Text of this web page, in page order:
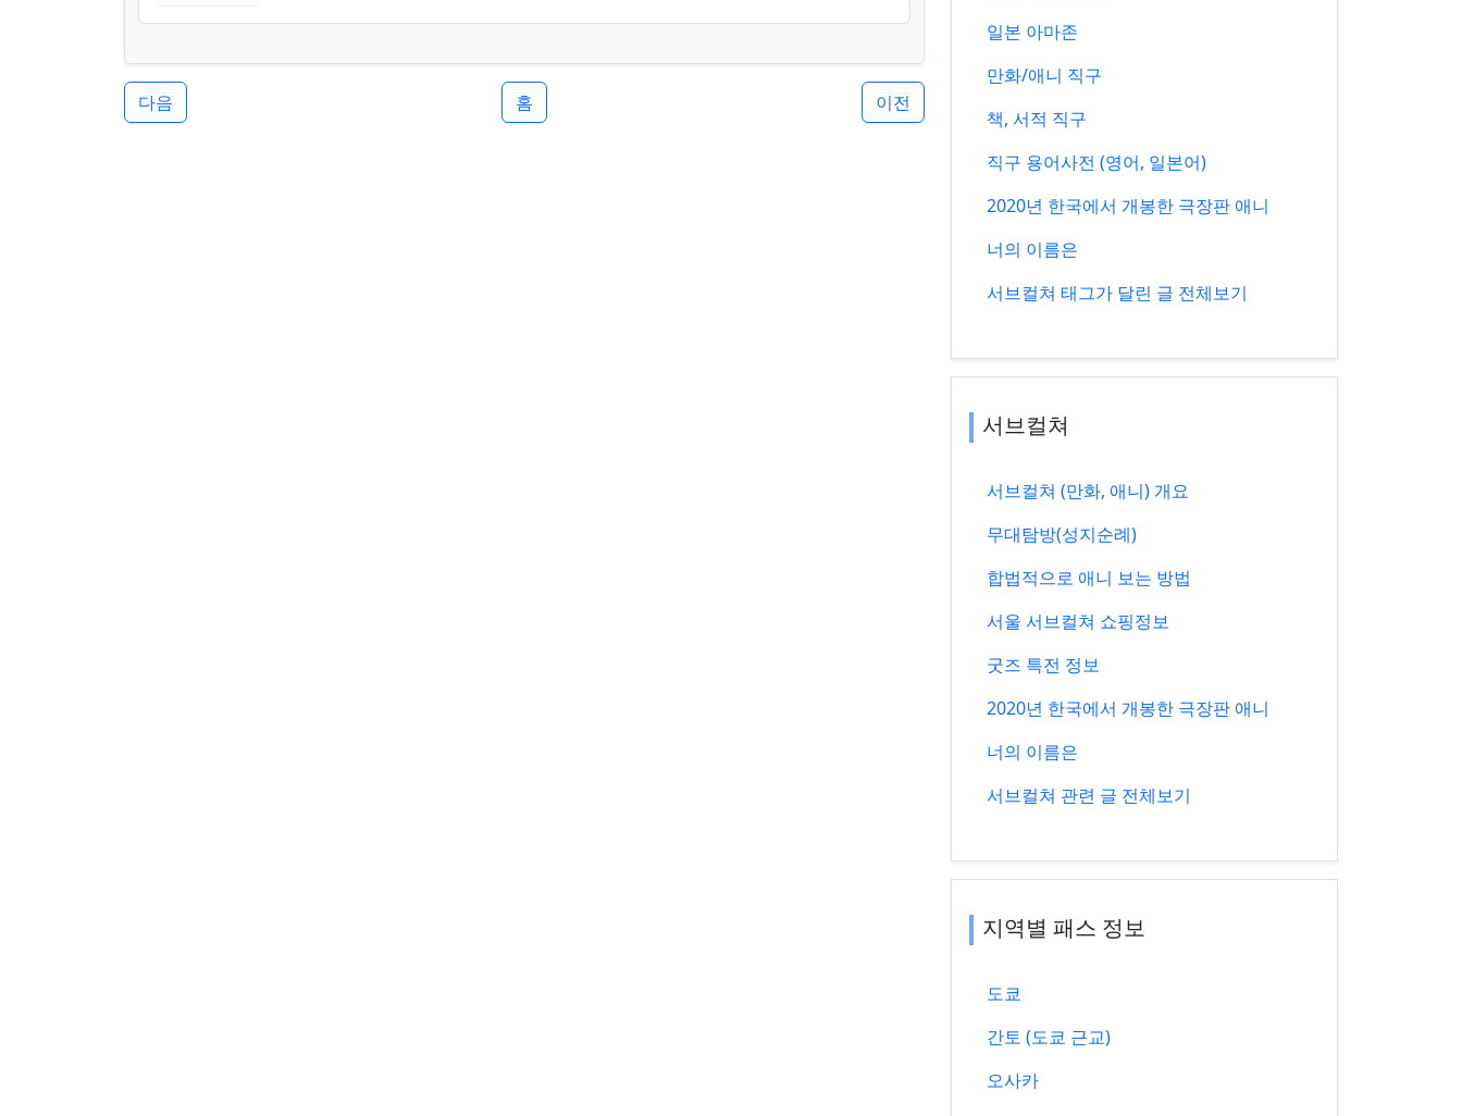
다음 홈 이전
일본 아마존
만화/애니 직구
책, 서적 직구
직구 용어사전 (영어, 일본어)
2020년 한국에서 개봉한 극장판 애니
너의 이름은
서브컬쳐 태그가 달린 글 전체보기
서브컬쳐
서브컬쳐 (만화, 애니) 개요
무대탐방(성지순례)
합법적으로 애니 보는 방법
서울 서브컬쳐 쇼핑정보
굿즈 특전 정보
2020년 한국에서 개봉한 극장판 애니
너의 이름은
서브컬쳐 관련 글 전체보기
지역별 패스 정보
도쿄
간토 (도쿄 근교)
오사카